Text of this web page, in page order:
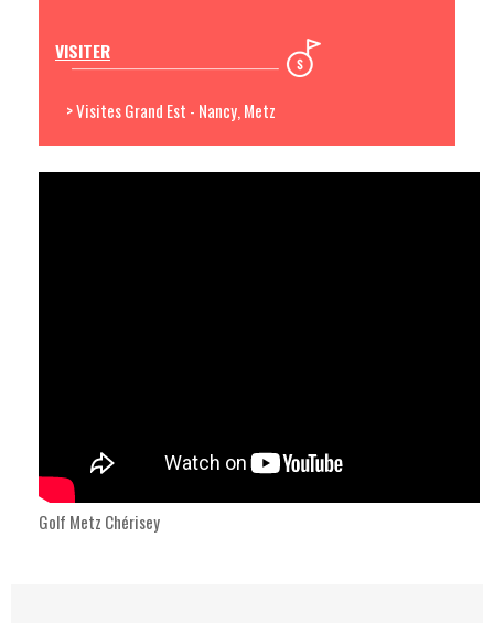
VISITER
> Visites Grand Est - Nancy, Metz
Golf Metz Chérisey